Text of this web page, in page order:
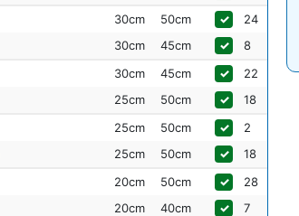
30cm 50cm ✓
24
30cm 45cm ✓
8
30cm 45cm ✓
22
25cm 50cm ✓
18
25cm 50cm ✓
2
25cm 50cm ✓
18
20cm 50cm ✓
28
20cm 40cm ✓
7